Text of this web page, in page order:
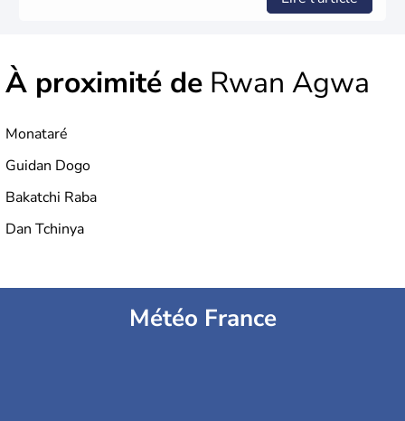
À proximité de Rwan Agwa
Monataré
Guidan Dogo
Bakatchi Raba
Dan Tchinya
Météo France